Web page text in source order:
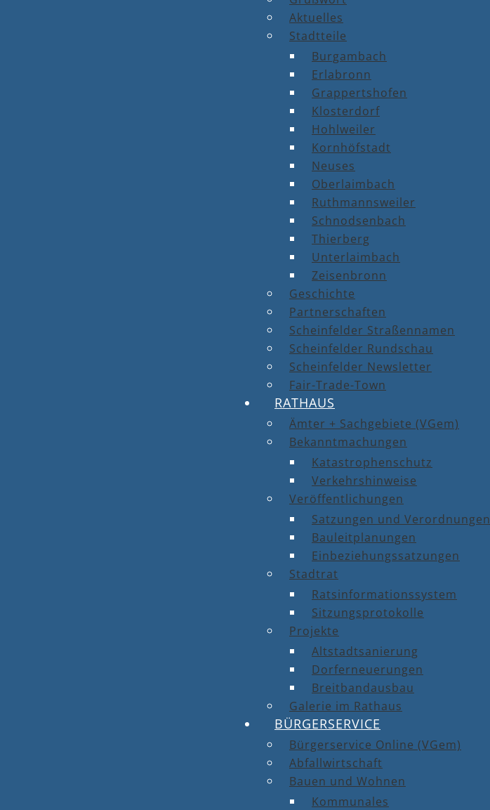
Aktuelles
Stadtteile
Burgambach
Erlabronn
Grappertshofen
Klosterdorf
Hohlweiler
Kornhöfstadt
Neuses
Oberlaimbach
Ruthmannsweiler
Schnodsenbach
Thierberg
Unterlaimbach
Zeisenbronn
Geschichte
Partnerschaften
Scheinfelder Straßennamen
Scheinfelder Rundschau
Scheinfelder Newsletter
Fair-Trade-Town
RATHAUS
Ämter + Sachgebiete (VGem)
Bekanntmachungen
Katastrophenschutz
Verkehrshinweise
Veröffentlichungen
Satzungen und Verordnungen
Bauleitplanungen
Einbeziehungssatzungen
Stadtrat
Ratsinformationssystem
Sitzungsprotokolle
Projekte
Altstadtsanierung
Dorferneuerungen
Breitbandausbau
Galerie im Rathaus
BÜRGERSERVICE
Bürgerservice Online (VGem)
Abfallwirtschaft
Bauen und Wohnen
Kommunales